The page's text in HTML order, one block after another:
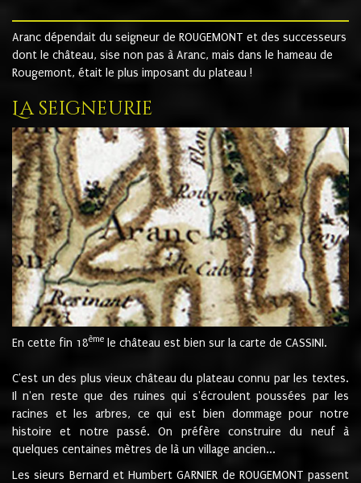
Aranc dépendait du seigneur de ROUGEMONT et des successeurs
dont le château, sise non pas à Aranc, mais dans le hameau de
Rougemont, était le plus imposant du plateau !
La seigneurie
En cette fin 18ème le château est bien sur la carte de CASSINI.
C'est un des plus vieux château du plateau connu par les textes.
Il n'en reste que des ruines qui s'écroulent poussées par les
racines et les arbres, ce qui est bien dommage pour notre
histoire et notre passé. On préfère construire du neuf à
quelques centaines mètres de là un village ancien...
Les sieurs Bernard et Humbert GARNIER de ROUGEMONT passent